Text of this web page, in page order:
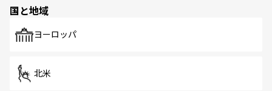
で、ホーカーズは地元の風情を楽しめる外せないスポット
国と地域
ヨーロッパ
北米